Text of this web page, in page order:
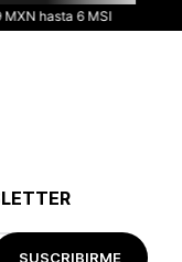
hasta 6 MSI
SUSCRIBIRME